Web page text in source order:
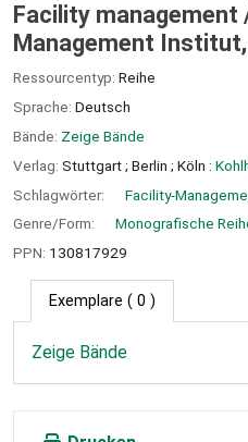
Facility management
Management Institut,
Ressourcentyp: Reihe
Sprache: Deutsch
Bände: Zeige Bände
Verlag: Stuttgart ; Berlin ; Köln :
Schlagwörter:
Facility-
Genre/Form:
Monografische
PPN: 130817929
Exemplare ( 0 )
Zeige Bände